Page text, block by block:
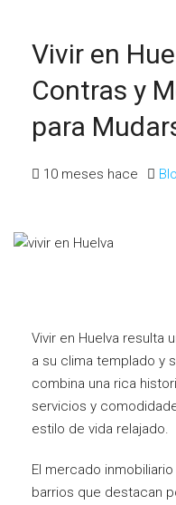
Vivir en
Contras y
para
10 meses hace
Vivir en Huelva resulta
a su clima templado y
combina una rica
servicios y
estilo de vida relajado.
El mercado
barrios que destacan